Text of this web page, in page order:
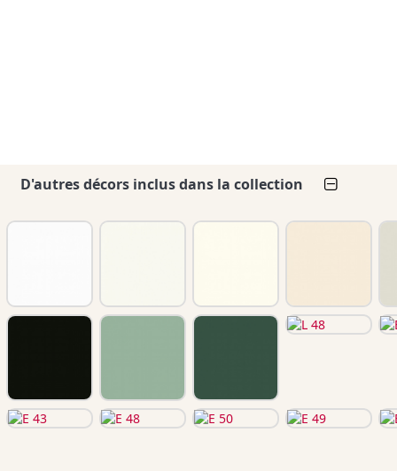
D'autres décors inclus dans la collection